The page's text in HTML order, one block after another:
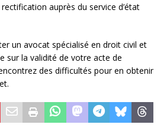
auprès du service d’état
un avocat spécialisé en droit civil et
sur la validité de votre acte de
des difficultés pour en obtenir